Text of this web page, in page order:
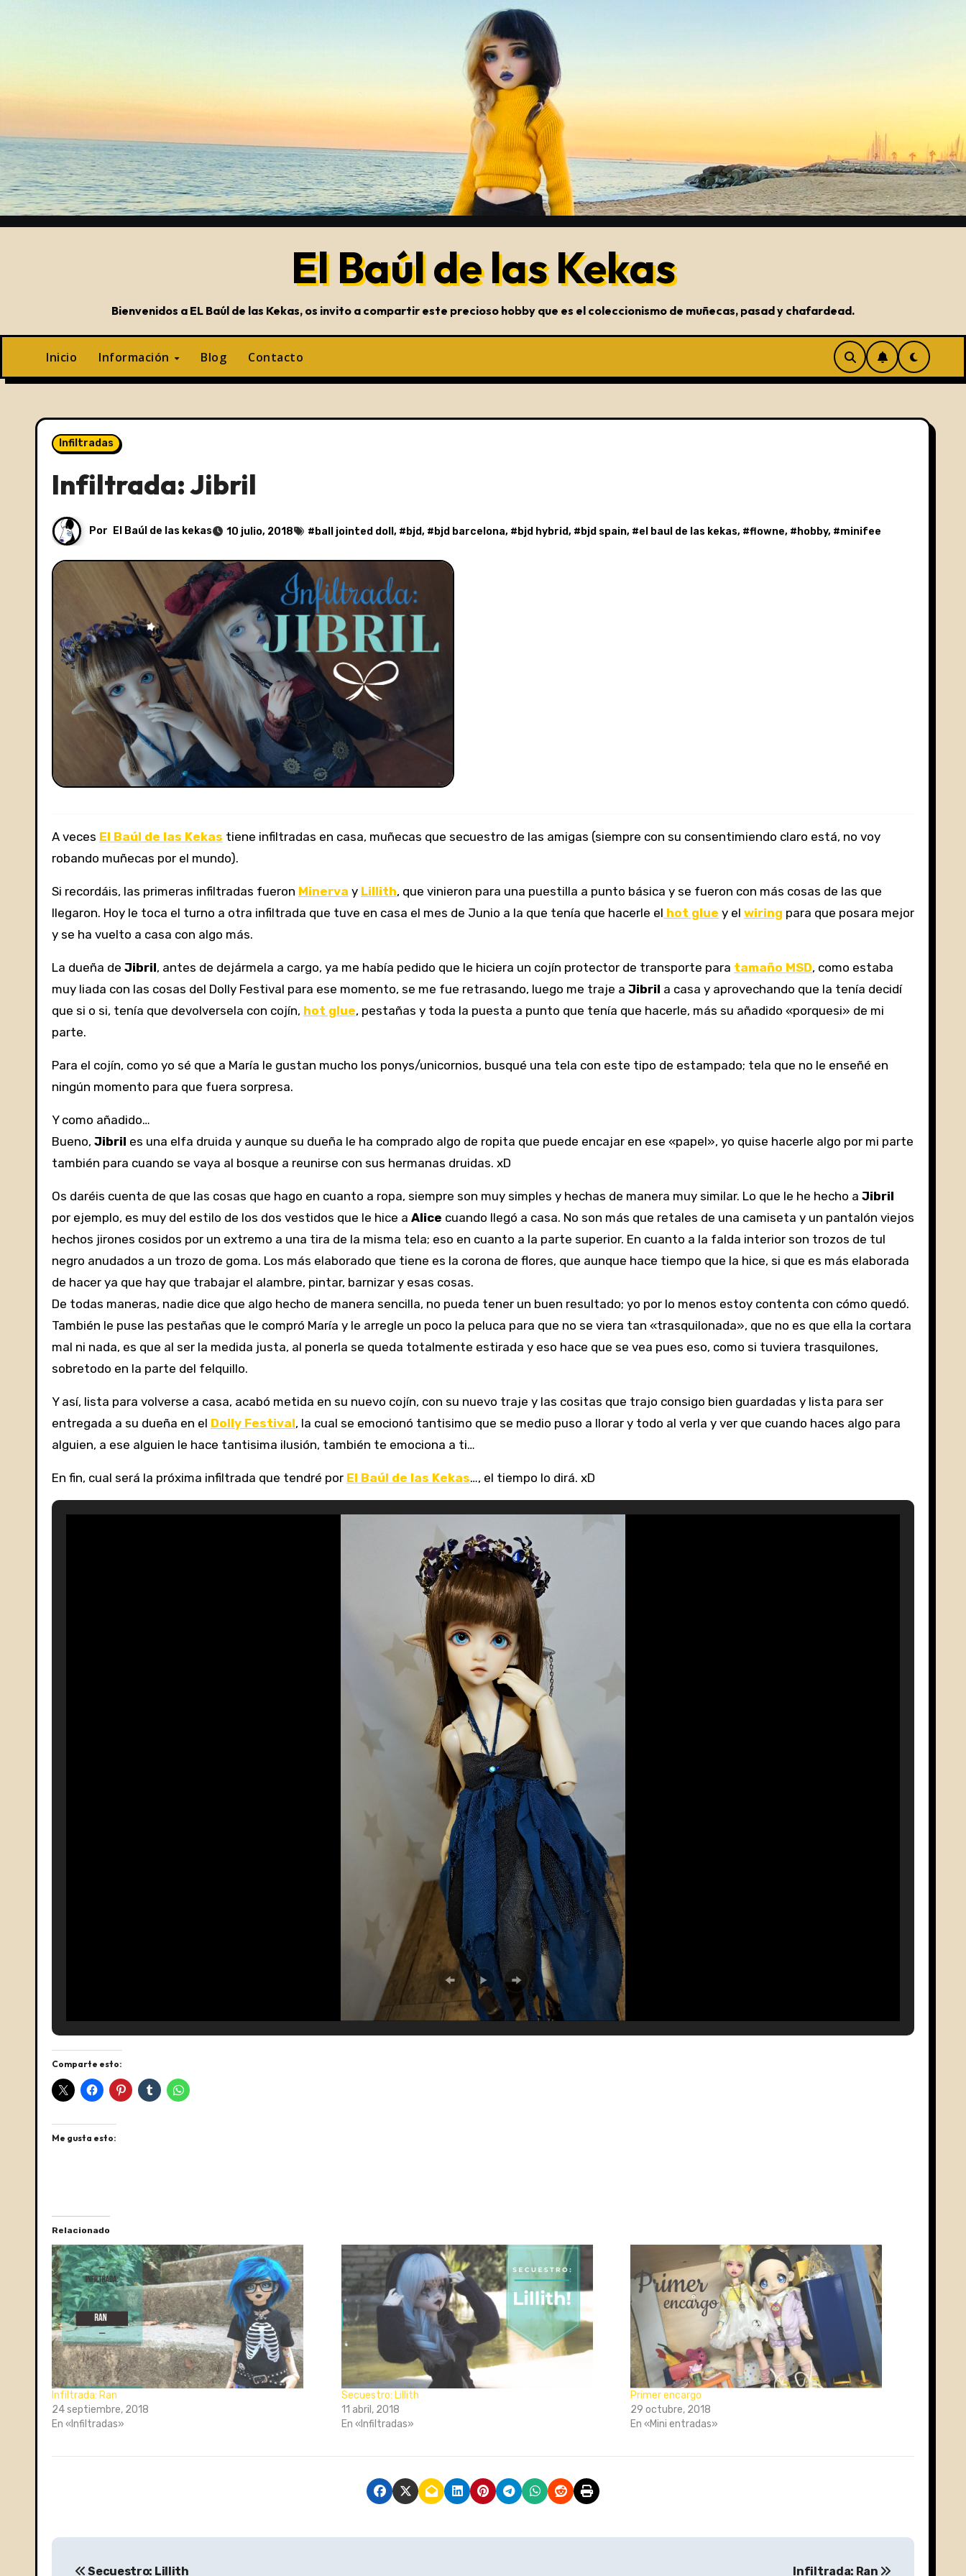
El Baúl de las Kekas
Bienvenidos a EL Baúl de las Kekas, os invito a compartir este precioso hobby que es el coleccionismo de muñecas, pasad y chafardead.
Inicio Información Blog Contacto
Infiltradas
Infiltrada: Jibril
Por El Baúl de las kekas 10 julio, 2018 # ball jointed doll , # bjd, # bjd barcelona, # bjd hybrid, # bjd spain, #el baul de las kekas, #flowne, # hobby, #minifee
A veces El Baúl de las Kekas tiene infiltradas en casa, muñecas que secuestro de las amigas (siempre con su consentimiendo claro está, no voy
robando muñecas por el mundo).
Si recordáis, las primeras infiltradas fueron Minerva y Lillith, que vinieron para una puestilla a punto básica y se fueron con más cosas de las que
llegaron. Hoy le toca el turno a otra infiltrada que tuve en casa el mes de Junio a la que tenía que hacerle el hot glue y el wiring para que posara mejor
y se ha vuelto a casa con algo más.
La dueña de Jibril, antes de dejármela a cargo, ya me había pedido que le hiciera un cojín protector de transporte para tamaño MSD, como estaba
muy liada con las cosas del Dolly Festival para ese momento, se me fue retrasando, luego me traje a Jibril a casa y aprovechando que la tenía decidí
que si o si, tenía que devolversela con cojín, hot glue, pestañas y toda la puesta a punto que tenía que hacerle, más su añadido «porquesi» de mi
parte.
Para el cojín, como yo sé que a María le gustan mucho los ponys/unicornios, busqué una tela con este tipo de estampado; tela que no le enseñé en
ningún momento para que fuera sorpresa.
Y como añadido…
Bueno, Jibril es una elfa druida y aunque su dueña le ha comprado algo de ropita que puede encajar en ese «papel», yo quise hacerle algo por mi parte
también para cuando se vaya al bosque a reunirse con sus hermanas druidas. xD
Os daréis cuenta de que las cosas que hago en cuanto a ropa, siempre son muy simples y hechas de manera muy similar. Lo que le he hecho a Jibril
por ejemplo, es muy del estilo de los dos vestidos que le hice a Alice cuando llegó a casa. No son más que retales de una camiseta y un pantalón viejos
hechos jirones cosidos por un extremo a una tira de la misma tela; eso en cuanto a la parte superior. En cuanto a la falda interior son trozos de tul
negro anudados a un trozo de goma. Los más elaborado que tiene es la corona de flores, que aunque hace tiempo que la hice, si que es más elaborada
de hacer ya que hay que trabajar el alambre, pintar, barnizar y esas cosas.
De todas maneras, nadie dice que algo hecho de manera sencilla, no pueda tener un buen resultado; yo por lo menos estoy contenta con cómo quedó.
También le puse las pestañas que le compró María y le arregle un poco la peluca para que no se viera tan «trasquilonada», que no es que ella la cortara
mal ni nada, es que al ser la medida justa, al ponerla se queda totalmente estirada y eso hace que se vea pues eso, como si tuviera trasquilones,
sobretodo en la parte del felquillo.
Y así, lista para volverse a casa, acabó metida en su nuevo cojín, con su nuevo traje y las cositas que trajo consigo bien guardadas y lista para ser
entregada a su dueña en el Dolly Festival, la cual se emocionó tantisimo que se medio puso a llorar y todo al verla y ver que cuando haces algo para
alguien, a ese alguien le hace tantisima ilusión, también te emociona a ti…
En fin, cual será la próxima infiltrada que tendré por El Baúl de las Kekas…, el tiempo lo dirá. xD
Comparte esto:
Me gusta esto:
Relacionado
Infiltrada: Ran
24 septiembre, 2018
En «Infiltradas»
Secuestro: Lillith
11 abril, 2018
En «Infiltradas»
Primer encargo
29 octubre, 2018
En «Mini entradas»
N
Secuestro: Lillith Infiltrada: Ran